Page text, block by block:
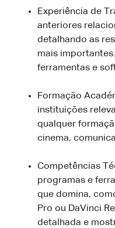
Experiência de
anteriores
detalhando as
mais
ferramentas e
Formação
instituições
qualquer
cinema,
Competências
programas e
que domina,
Pro ou DaVinci
detalhada e